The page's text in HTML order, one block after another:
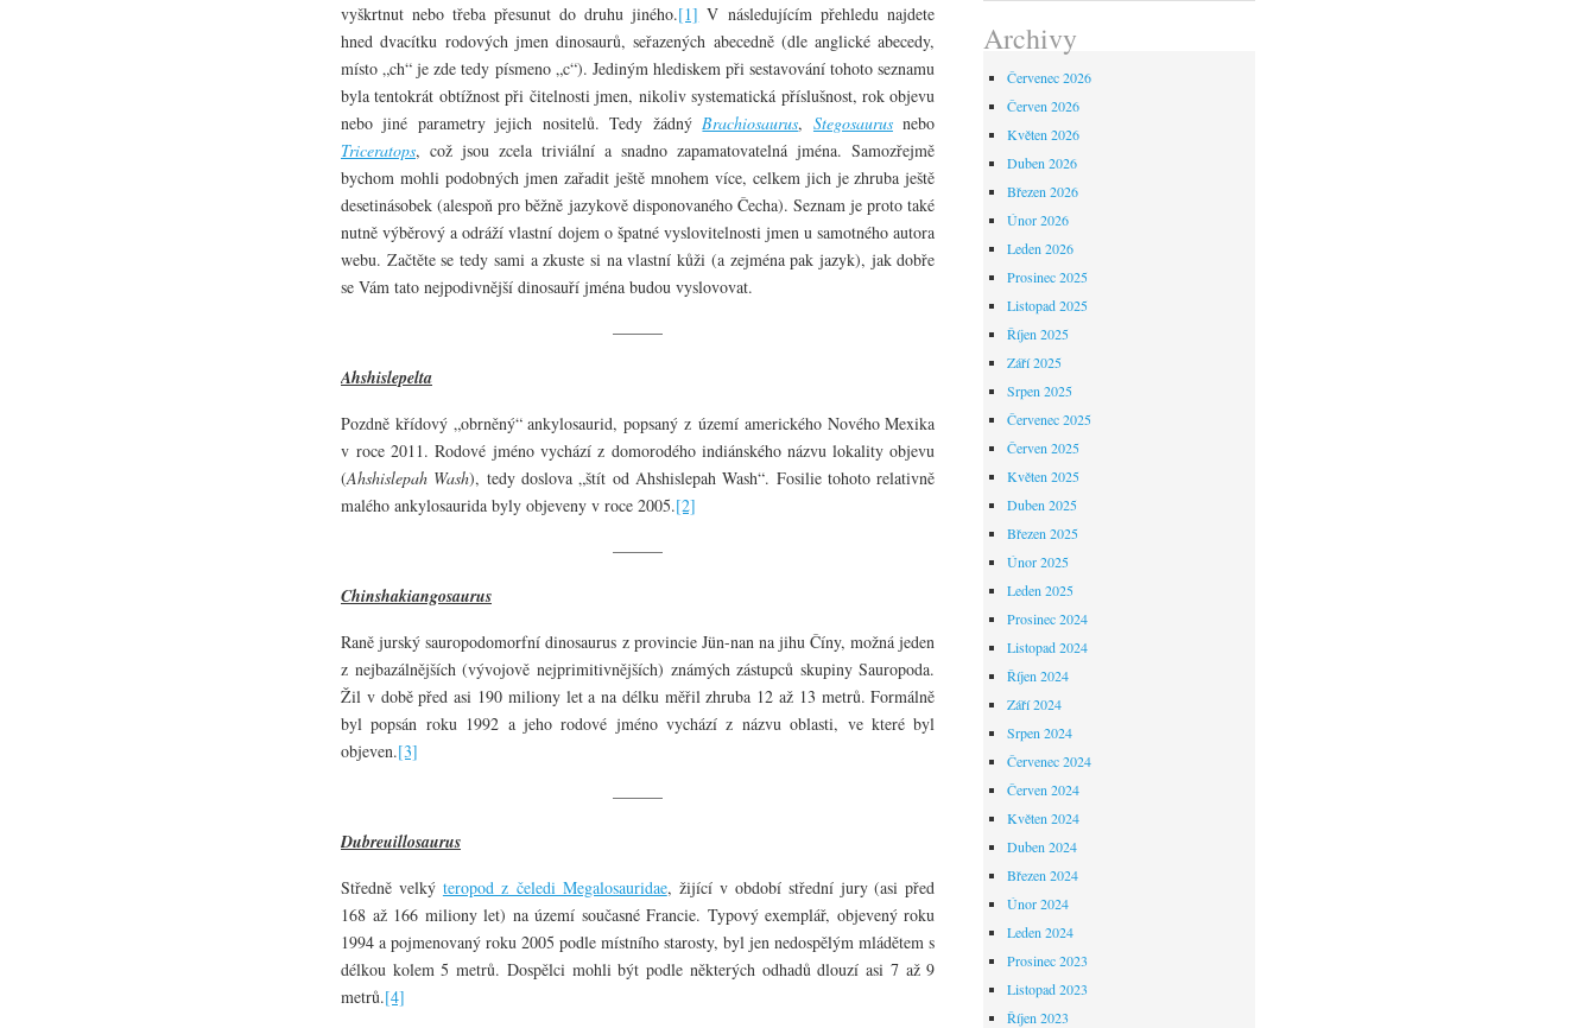
vyškrtnut nebo třeba přesunut do druhu jiného.[1] V následujícím přehledu najdete
hned dvacítku rodových jmen dinosaurů, seřazených abecedně (dle anglické abecedy,
místo „ch“ je zde tedy písmeno „c“). Jediným hlediskem při sestavování tohoto seznamu
byla tentokrát obtížnost při čitelnosti jmen, nikoliv systematická příslušnost, rok objevu
nebo jiné parametry jejich nositelů. Tedy žádný Brachiosaurus, Stegosaurusnebo
Triceratops, což jsou zcela triviální a snadno zapamatovatelná jména. Samozřejmě
bychom mohli podobných jmen zařadit ještě mnohem více, celkem jich je zhruba ještě
desetinásobek (alespoň pro běžně jazykově disponovaného Čecha). Seznam je proto také
nutně výběrový a odráží vlastní dojem o špatné vyslovitelnosti jmen u samotného autora
webu. Začtěte se tedy sami a zkuste si na vlastní kůži (a zejména pak jazyk), jak dobře
se Vám tato nejpodivnější dinosauří jména budou vyslovovat.
———
Ahshislepelta
Pozdně křídový „obrněný“ ankylosaurid, popsaný z území amerického Nového Mexika
v roce 2011. Rodové jméno vychází z domorodého indiánského názvu lokality objevu
(Ahshislepah Wash), tedy doslova „štít od Ahshislepah Wash“. Fosilie tohoto relativně
malého ankylosaurida byly objeveny v roce 2005.[2]
———
Chinshakiangosaurus
Raně jurský sauropodomorfní dinosaurus z provincie Jün-nan na jihu Číny, možná jeden
z nejbazálnějších (vývojově nejprimitivnějších) známých zástupců skupiny Sauropoda.
Žil v době před asi 190 miliony let a na délku měřil zhruba 12 až 13 metrů. Formálně
byl popsán roku 1992 a jeho rodové jméno vychází z názvu oblasti, ve které byl
objeven.[3]
———
Dubreuillosaurus
Středně velký teropod z čeledi Megalosauridae, žijící v období střední jury (asi před
168 až 166 miliony let) na území současné Francie. Typový exemplář, objevený roku
1994 a pojmenovaný roku 2005 podle místního starosty, byl jen nedospělým mládětem s
délkou kolem 5 metrů. Dospělci mohli být podle některých odhadů dlouzí asi 7 až 9
metrů.[4]
Archivy
Červenec 2026
Červen 2026
Květen 2026
Duben 2026
Březen 2026
Únor 2026
Leden 2026
Prosinec 2025
Listopad 2025
Říjen 2025
Září 2025
Srpen 2025
Červenec 2025
Červen 2025
Květen 2025
Duben 2025
Březen 2025
Únor 2025
Leden 2025
Prosinec 2024
Listopad 2024
Říjen 2024
Září 2024
Srpen 2024
Červenec 2024
Červen 2024
Květen 2024
Duben 2024
Březen 2024
Únor 2024
Leden 2024
Prosinec 2023
Listopad 2023
Říjen 2023